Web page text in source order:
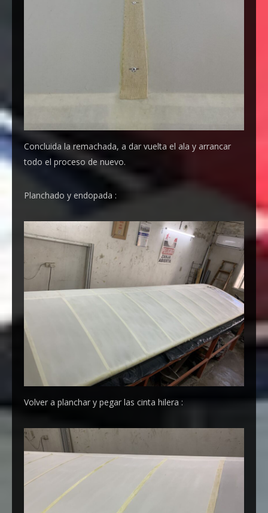
Concluida la remachada, a dar vuelta el ala y arrancar
todo el proceso de nuevo.
Planchado y endopada :
Volver a planchar y pegar las cinta hilera :